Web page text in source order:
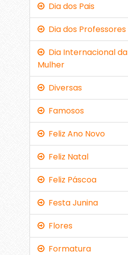
Dia dos Pais
Dia dos Professores
Dia Internacional da
Mulher
Diversas
Famosos
Feliz Ano Novo
Feliz Natal
Feliz Páscoa
Festa Junina
Flores
Formatura